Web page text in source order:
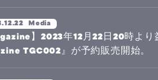
Media
】2023年12月22日20時よ
TGC002』が予約販売開始。